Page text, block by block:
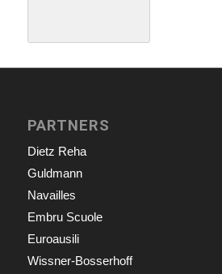
PARTNERS
Dietz Reha
Guldmann
Navailles
Embru Scuole
Euroausili
Wissner-Bosserhoff